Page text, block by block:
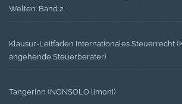
Welten. Band 2
Klausur-Leitfaden Internationales Steuerrecht
angehende Steuerberater)
Tangerinn (NONSOLO limoni)